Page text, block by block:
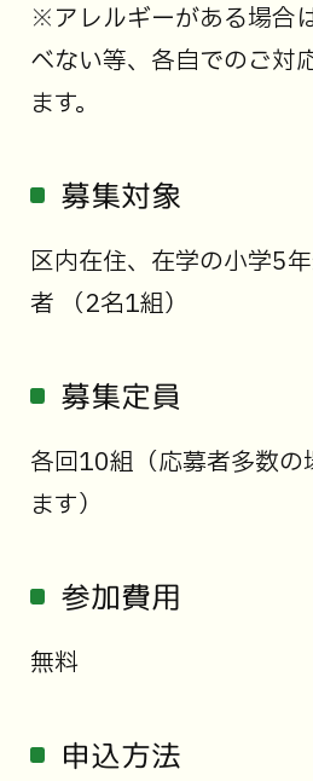
※アレルギーがある場合
べない等、各自でのご対
ます。
募集対象
区内在住、在学の小学5
者 （2名1組）
募集定員
各回10組（応募者多数の
ます）
参加費用
無料
申込方法